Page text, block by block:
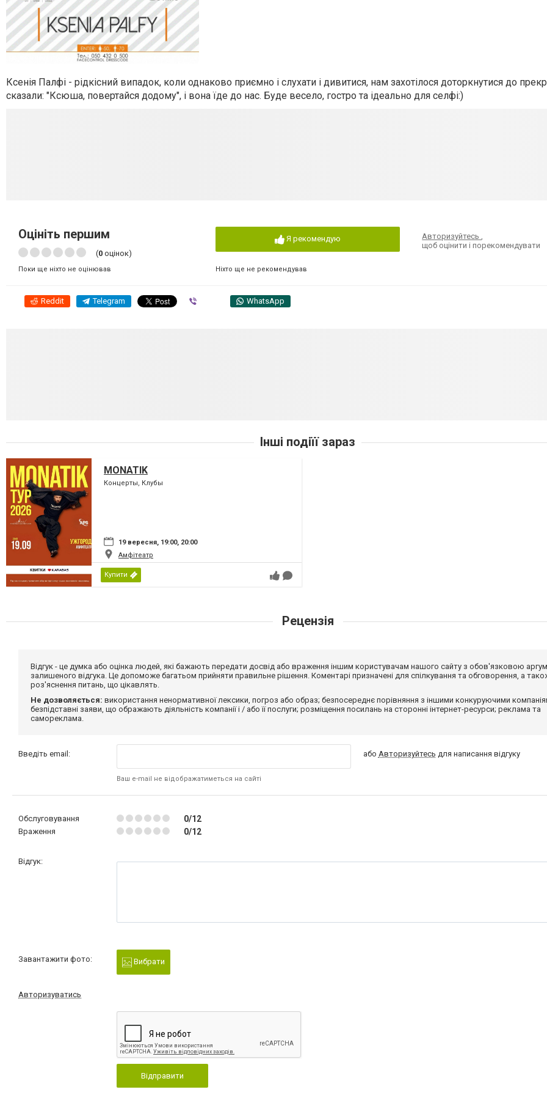
Ксенія Палфі - рідкісний випадок, коли однаково приємно і слухати і дивитися, нам захотілося доторкнутися до
сказали: "Ксюша, повертайся додому", і вона їде до нас. Буде весело, гостро та ідеально для селфі:)
Оцініть першим
(0 оцінок)
Поки ще ніхто не оцінював
Я рекомендую
Ніхто ще не рекомендував
Авторизуйтесь
щоб оцінити і порекомендувати
Reddit Telegram WhatsApp
Інші подіїї зараз
MONATIK
Концерты, Клубы
19 вересня, 19:00, 20:00
Амфітеатр
Купити
Рецензія
Відгук - це думка або оцінка людей, які бажають передати досвід або враження іншим користувачам нашого сайту з обов'язковою
залишеного відгука. Це допоможе багатьом прийняти правильне рішення. Коментарі призначені для спілкування та обговорення, а
роз'яснення питань, що цікавлять.
Не дозволяється: використання ненормативної лексики, погроз або образ; безпосереднє порівняння з іншими конкуруючими
безпідставні заяви, що ображають діяльність компанії і / або її послуги; розміщення посилань на сторонні інтернет-ресурси; реклама та
самореклама.
Введіть email:
Ваш e-mail не відображатиметься на сайті
або Авторизуйтесь для написання відгуку
Обслуговування 0/12
Враження 0/12
Відгук:
Завантажити фото: Вибрати
Авторизуватись
Відправити